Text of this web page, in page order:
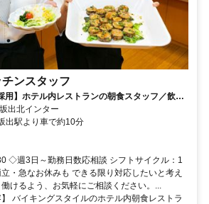
ンスタッフ
用】ホテル内レストランの朝食スタッフ／飲食
ん活躍中
出北インター
出駅より車で約10分
◇週3日～勤務日数応相談 シフトサイクル：1
・急なお休みも できる限り対応したいと考え
けるよう、お気軽にご相談ください。...
バイキングスタイルのホテル内朝食レストラ